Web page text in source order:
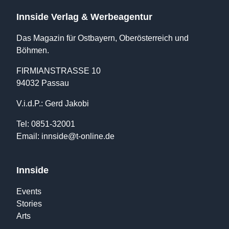
Innside Verlag & Werbeagentur
Das Magazin für Ostbayern, Oberösterreich und
Böhmen.
FIRMIANSTRASSE 10
94032 Passau
V.i.d.P.: Gerd Jakobi
Tel: 0851-32001
Email: innside@t-online.de
Innside
Events
Stories
Arts